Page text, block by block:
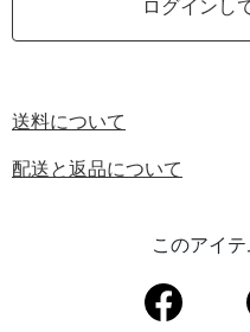
ログインし
送料について
配送と返品について
このアイ